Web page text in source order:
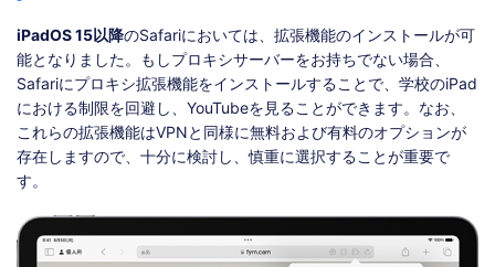
iPadOS 15以降のSafariにおいては、拡張機能のインストールが可
能となりました。もしプロキシサーバーをお持ちでない場合、
Safariにプロキシ拡張機能をインストールすることで、学校のiPad
における制限を回避し、YouTubeを見ることができます。なお、
これらの拡張機能はVPNと同様に無料および有料のオプションが
存在しますので、十分に検討し、慎重に選択することが重要で
す。